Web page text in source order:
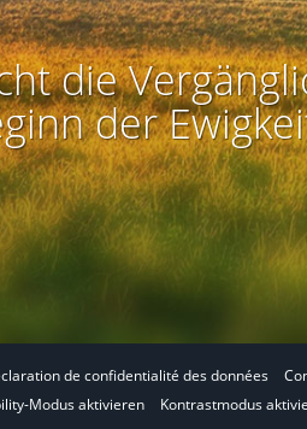
die
der
de confidentialité des données
Modus aktivieren
E
Kontrastmodus